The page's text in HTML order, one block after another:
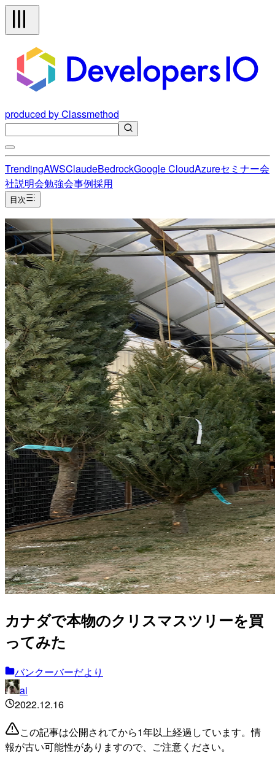
produced by Classmethod
TrendingAWSClaudeBedrockGoogle CloudAzureセミナー会
社説明会勉強会事例採用
目次
カナダで本物のクリスマスツリーを買
ってみた
バンクーバーだより
ai
2022.12.16
この記事は公開されてから1年以上経過しています。情
報が古い可能性がありますので、ご注意ください。